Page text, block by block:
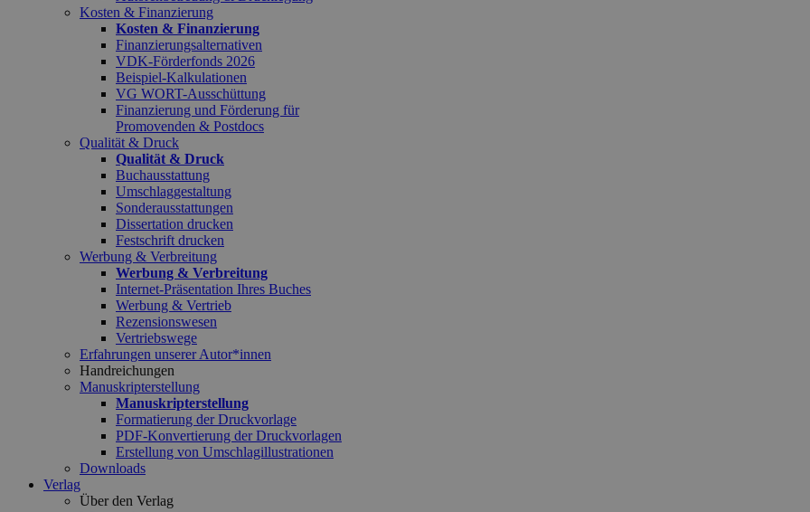
Kosten & Finanzierung
Kosten & Finanzierung
Finanzierungsalternativen
VDK-Förderfonds 2026
Beispiel-Kalkulationen
VG WORT-Ausschüttung
Finanzierung und Förderung für
Promovenden & Postdocs
Qualität & Druck
Qualität & Druck
Buchausstattung
Umschlaggestaltung
Sonderausstattungen
Dissertation drucken
Festschrift drucken
Werbung & Verbreitung
Werbung & Verbreitung
Internet-Präsentation Ihres Buches
Werbung & Vertrieb
Rezensionswesen
Vertriebswege
Erfahrungen unserer Autor*innen
Handreichungen
Manuskripterstellung
Manuskripterstellung
Formatierung der Druckvorlage
PDF-Konvertierung der Druckvorlagen
Erstellung von Umschlagillustrationen
Downloads
Verlag
Über den Verlag